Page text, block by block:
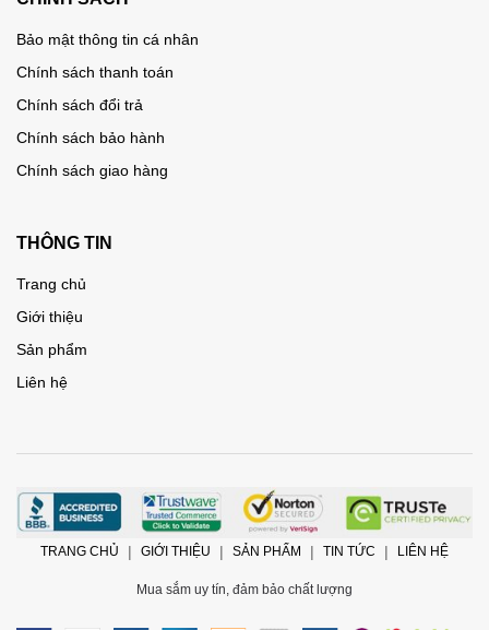
Bảo mật thông tin cá nhân
Chính sách thanh toán
Chính sách đổi trả
Chính sách bảo hành
Chính sách giao hàng
THÔNG TIN
Trang chủ
Giới thiệu
Sản phẩm
Liên hệ
TRANG CHỦ GIỚI THIỆU SẢN PHẨM TIN TỨC LIÊN HỆ
Mua sắm uy tín, đảm bảo chất lượng